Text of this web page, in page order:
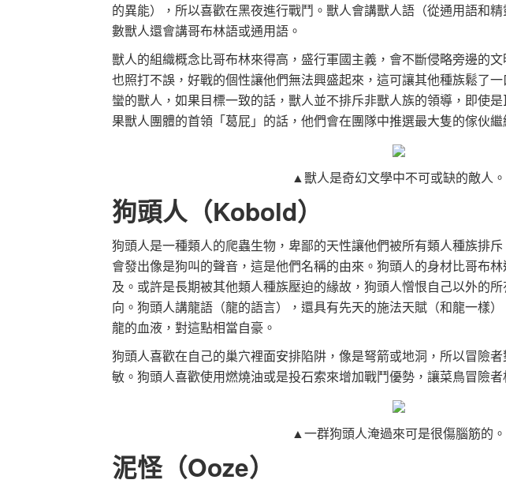
的異能），所以喜歡在黑夜進行戰鬥。獸人會講獸人語（從通用語和
數獸人還會講哥布林語或通用語。
獸人的組織概念比哥布林來得高，盛行軍國主義，會不斷侵略旁邊的
也照打不誤，好戰的個性讓他們無法興盛起來，這可讓其他種族鬆了
蠻的獸人，如果目標一致的話，獸人並不排斥非獸人族的領導，即使
果獸人團體的首領「葛屁」的話，他們會在團隊中推選最大隻的傢伙
▲獸人是奇幻文學中不可或缺的敵人。
狗頭人（Kobold）
狗頭人是一種類人的爬蟲生物，卑鄙的天性讓他們被所有類人種族排
會發出像是狗叫的聲音，這是他們名稱的由來。狗頭人的身材比哥布
及。或許是長期被其他類人種族壓迫的緣故，狗頭人憎恨自己以外的
向。狗頭人講龍語（龍的語言），還具有先天的施法天賦（和龍一樣
龍的血液，對這點相當自豪。
狗頭人喜歡在自己的巢穴裡面安排陷阱，像是弩箭或地洞，所以冒險
敏。狗頭人喜歡使用燃燒油或是投石索來增加戰鬥優勢，讓菜鳥冒險者
▲一群狗頭人淹過來可是很傷腦筋的。
泥怪（Ooze）